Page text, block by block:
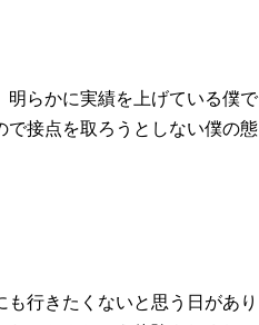
明らかに実績を上げている僕で
で接点を取ろうとしない僕の態
行きたくないと思う日があり